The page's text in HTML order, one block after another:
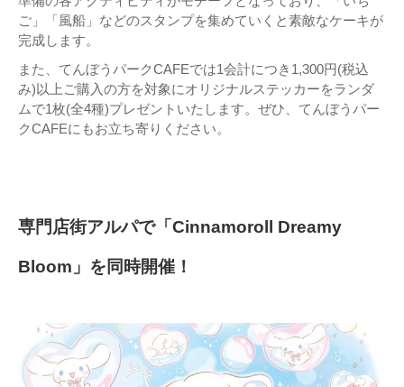
ご」「風船」などのスタンプを集めていくと素敵なケーキが
完成します。
また、てんぼうパークCAFEでは1会計につき1,300円(税込
み)以上ご購入の方を対象にオリジナルステッカーをランダ
ムで1枚(全4種)プレゼントいたします。ぜひ、てんぼうパー
クCAFEにもお立ち寄りください。
専門店街アルパで「Cinnamoroll Dreamy
Bloom」を同時開催！